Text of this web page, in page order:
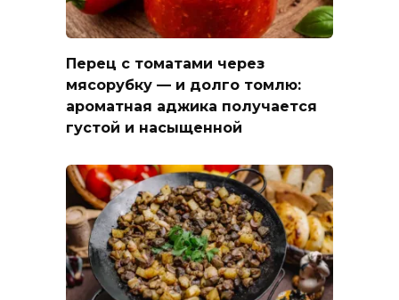
Перец с томатами через
мясорубку — и долго томлю:
ароматная аджика получается
густой и насыщенной